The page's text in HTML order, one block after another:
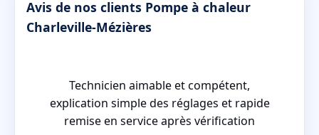
Avis de nos clients Pompe à chaleur
Charleville-Mézières
Technicien aimable et compétent,
explication simple des réglages et rapide
remise en service après vérification